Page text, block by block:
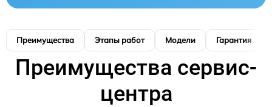
Преимущества Этапы работ Модели Гарантия
Преимущества сервис-
центра